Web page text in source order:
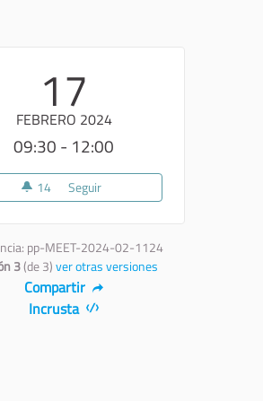
17
FEBRERO 2024
09:30 - 12:00
14 14 seguidoras
SeguirSopralluogo partecipato a Villa
pp-MEET-2024-02-1124
3(de 3)ver otras versiones
Compartir
Incrusta